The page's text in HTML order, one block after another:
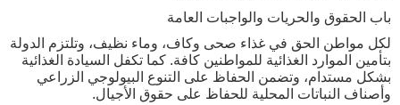
باب الحقوق والحريات والواجبات العامة
لكل مواطن الحق في غذاء صحى وكاف، وماء نظيف، وتلتزم الدولة
بتأمين الموارد الغذائية للمواطنين كافة. كما تكفل السيادة الغذائية
بشكل مستدام، وتضمن الحفاظ على التنوع البيولوجي الزراعي
وأصناف النباتات المحلية للحفاظ على حقوق الأجيال.